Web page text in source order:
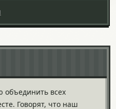
объединить всех
Говорят, что наш